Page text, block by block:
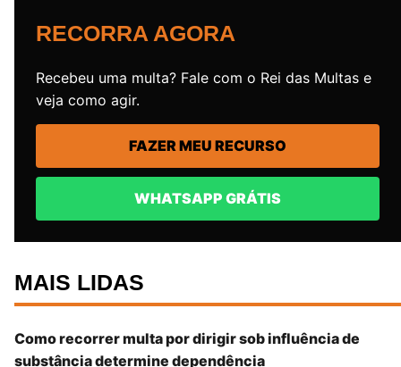
RECORRA AGORA
Recebeu uma multa? Fale com o Rei das Multas e
veja como agir.
FAZER MEU RECURSO
WHATSAPP GRÁTIS
MAIS LIDAS
Como recorrer multa por dirigir sob influência de
substância determine dependência